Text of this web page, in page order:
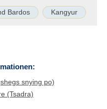
Bardos Kangyur
snying po)
(Tsadra)